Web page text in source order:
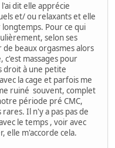
dit elle apprécie
et/ ou relaxants et elle
Pour ce qui
selon ses
beaux orgasmes alors
c'est massages pour
droit à une petite
la cage et parfois me
ruiné souvent, complet
période pré CMC,
Il n'y a pas pas de
le temps , voir avec
elle m'accorde cela.